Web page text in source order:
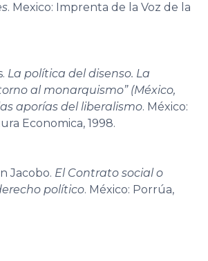
. Mexico: Imprenta de la Voz de la
La política del disenso. La
al monarquismo” (México,
aporías del liberalismo. México:
Economica, 1998.
Jacobo. El Contrato social o
político. México: Porrúa,